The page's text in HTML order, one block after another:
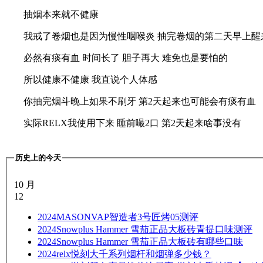
抽烟本来就不健康
我戒了卷烟也是因为慢性咽喉炎 抽完卷烟的第二天早上醒
必然有痰有血 时间长了 胆子再大 难免也是要怕的
所以健康不健康 我直说个人体感
你抽完烟斗晚上如果不刷牙 第2天起来也可能会有痰有血
实际RELX我使用下来 睡前嘬2口 第2天起来啥事没有
历史上的今天
10 月
12
2024MASONVAP智造者3号匠烤05测评
2024Snowplus Hammer 雪茄正品大板砖青提口味测评
2024Snowplus Hammer 雪茄正品大板砖有哪些口味
2024relx悦刻大千系列烟杆和烟弹多少钱？